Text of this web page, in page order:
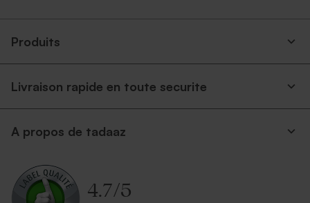
Produits
Livraison rapide en toute securite
A propos de tadaaz
4.7/5